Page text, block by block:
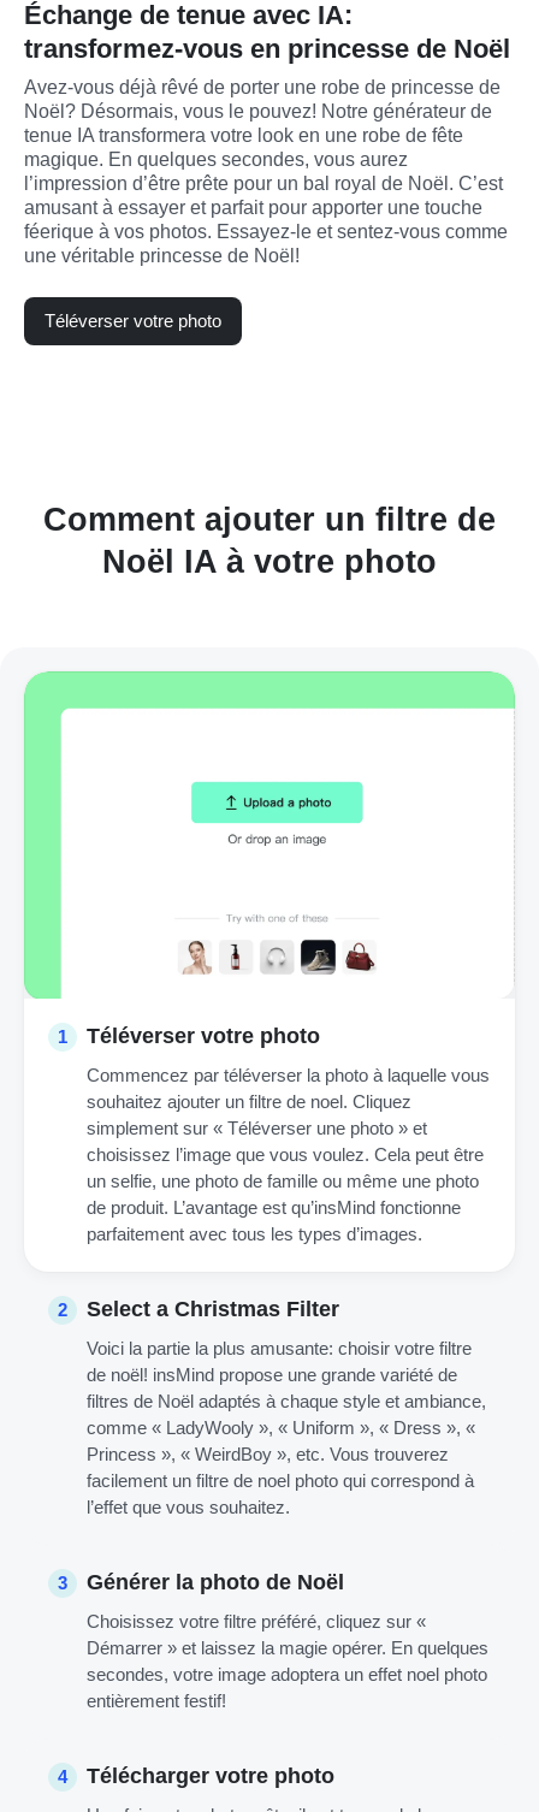
Échange de tenue avec IA:
transformez-vous en princesse de Noël
Avez-vous déjà rêvé de porter une robe de princesse de
Noël? Désormais, vous le pouvez! Notre générateur de
tenue IA transformera votre look en une robe de fête
magique. En quelques secondes, vous aurez
l’impression d’être prête pour un bal royal de Noël. C’est
amusant à essayer et parfait pour apporter une touche
féerique à vos photos. Essayez-le et sentez-vous comme
une véritable princesse de Noël!
Téléverser votre photo
Comment ajouter un filtre de
Noël IA à votre photo
1 Téléverser votre photo
Commencez par téléverser la photo à laquelle vous
souhaitez ajouter un filtre de noel. Cliquez
simplement sur « Téléverser une photo » et
choisissez l’image que vous voulez. Cela peut être
un selfie, une photo de famille ou même une photo
de produit. L’avantage est qu’insMind fonctionne
parfaitement avec tous les types d’images.
2 Select a Christmas Filter
Voici la partie la plus amusante: choisir votre filtre
de noël! insMind propose une grande variété de
filtres de Noël adaptés à chaque style et ambiance,
comme « LadyWooly », « Uniform », « Dress », «
Princess », « WeirdBoy », etc. Vous trouverez
facilement un filtre de noel photo qui correspond à
l’effet que vous souhaitez.
3 Générer la photo de Noël
Choisissez votre filtre préféré, cliquez sur «
Démarrer » et laissez la magie opérer. En quelques
secondes, votre image adoptera un effet noel photo
entièrement festif!
4 Télécharger votre photo